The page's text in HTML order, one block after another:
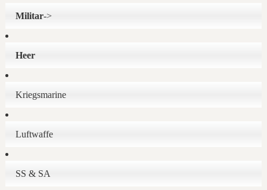
Militar->
Heer
Kriegsmarine
Luftwaffe
SS & SA